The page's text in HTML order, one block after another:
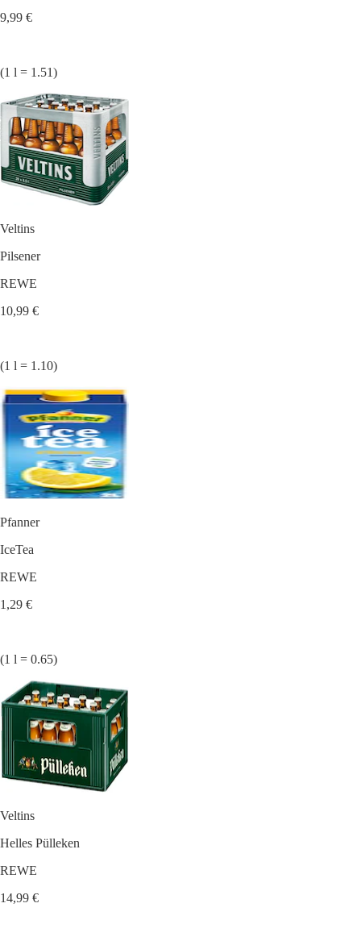
9,99 €
(1 l = 1.51)
Veltins
Pilsener
REWE
10,99 €
(1 l = 1.10)
Pfanner
IceTea
REWE
1,29 €
(1 l = 0.65)
Veltins
Helles Pülleken
REWE
14,99 €